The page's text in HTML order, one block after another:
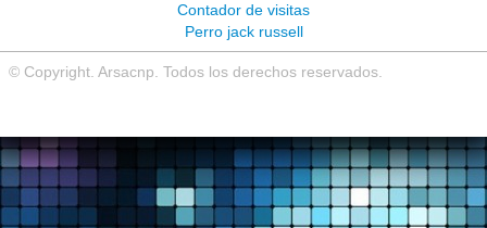
Contador de visitas
Perro jack russell
© Copyright. Arsacnp. Todos los derechos reservados.